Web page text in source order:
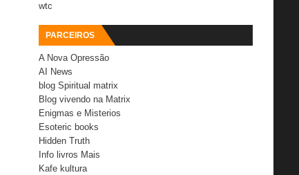
wtc
PARCEIROS
A Nova Opressão
AI News
blog Spiritual matrix
Blog vivendo na Matrix
Enigmas e Misterios
Esoteric books
Hidden Truth
Info livros Mais
Kafe kultura